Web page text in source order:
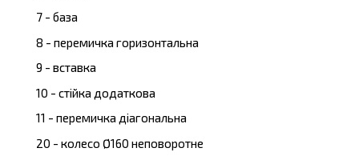
7 - база
8 - перемичка горизонтальна
9 - вставка
10 - стійка додаткова
11 - перемичка діагональна
20 - колесо Ø160 неповоротне